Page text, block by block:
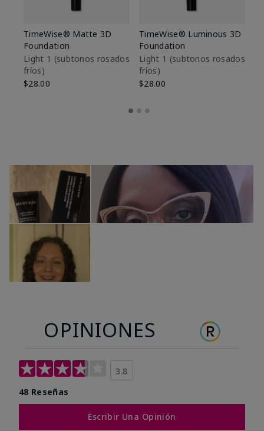
TimeWise® Matte 3D
Foundation
Light 1​ (subtonos rosados
fríos)
$28.00
TimeWise® Luminous 3D
Foundation
Light 1​ (subtonos rosados
fríos)
$28.00
OPINIONES
3.8
48 Reseñas
Escribir Una Opinión